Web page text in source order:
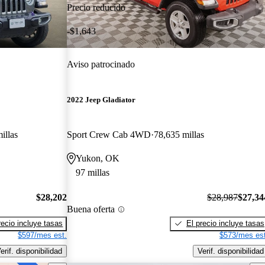
$28,202
incluye tasas
$597/mes est.
disponibilidad
Precio reducido
-$1,643
Aviso patrocinado
2022 Jeep Gladiator
Sport Crew Cab 4WD 78,635 millas
Yukon, OK
97 millas
Buena oferta
$28,987
El precio incluye tasas
$573/mes
Verif. disponibilidad